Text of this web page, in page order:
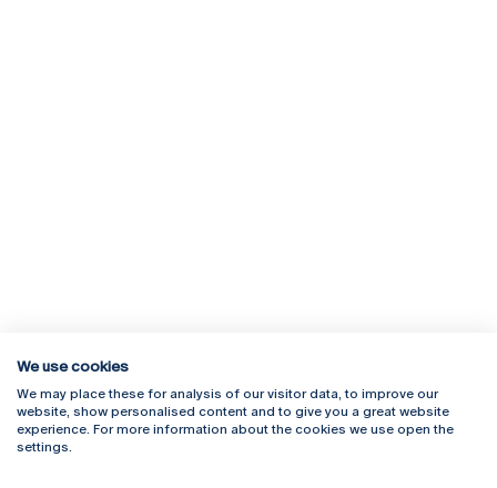
Rua Diogo Botelho 1327
4169-005 Porto
+351 226 196 240
Campus Online
Webmail
We use cookies
We may place these for analysis of our visitor data, to improve our
website, show personalised content and to give you a great website
experience. For more information about the cookies we use open the
settings.